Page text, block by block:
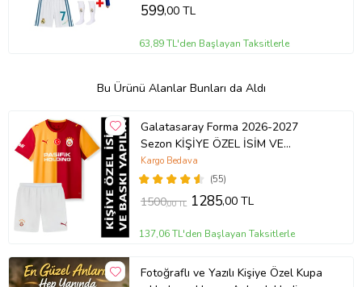
599,00 TL
63,89 TL'den Başlayan Taksitlerle
Bu Ürünü Alanlar Bunları da Aldı
Galatasaray Forma 2026-2027
Sezon KİŞİYE ÖZEL İSİM VE
NUMARA BASKILI Çocuk Futbol
Forması pp46 (55)
Kargo Bedava
1500,00 TL 1285,00 TL
137,06 TL'den Başlayan Taksitlerle
Fotoğraflı ve Yazılı Kişiye Özel Kupa